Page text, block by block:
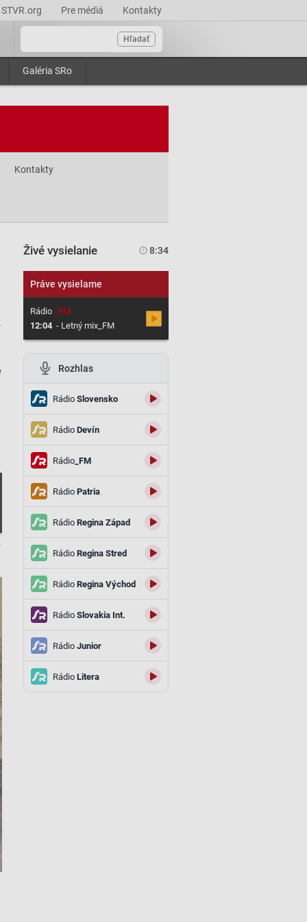
STVR.org Pre médiá Kontakty
Hľadať
Galéria SRo
Kontakty
Živé vysielanie 8:34
Práve vysielame
Rádio_FM
12:04 - Letný mix_FM
Rozhlas
RádioSlovensko
RádioDevín
Rádio_FM
RádioPatria
RádioRegina Západ
RádioRegina Stred
RádioRegina Východ
RádioSlovakia Int.
RádioJunior
RádioLitera